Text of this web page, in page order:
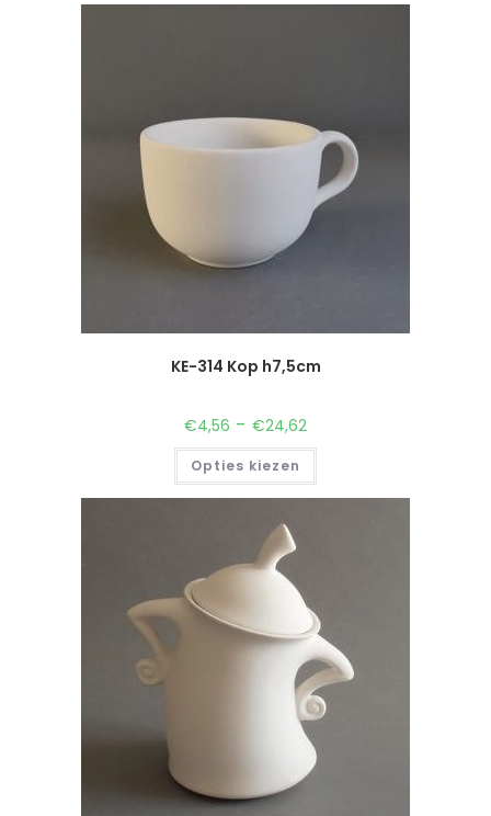
KE-314 Kop h7,5cm
€4,56 - €24,62
Opties kiezen